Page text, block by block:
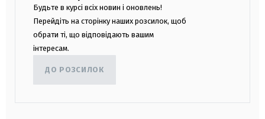
Будьте в курсі всіх новин і оновлень!
Перейдіть на сторінку наших розсилок, щоб
обрати ті, що відповідають вашим
інтересам.
ДО РОЗСИЛОК